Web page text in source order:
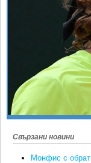
ЖЪЛТО
РАКЕТНИ
Спорт&Фитнес
Любители
Свързани новини
Монфис с